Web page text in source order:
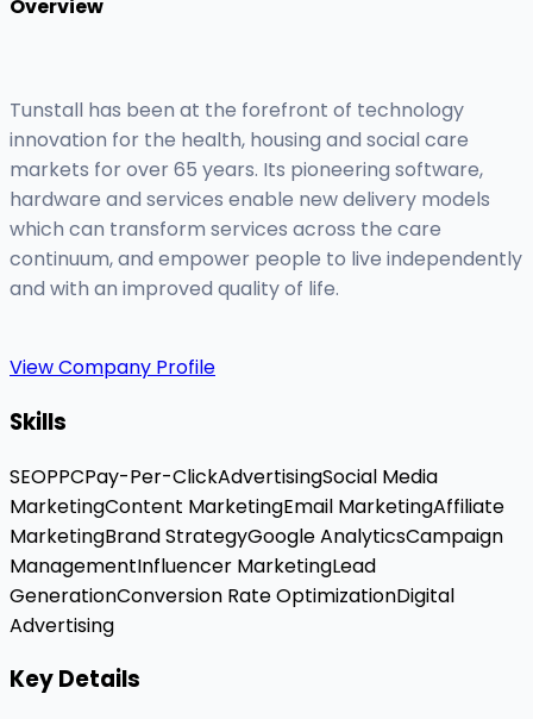
Overview
Tunstall has been at the forefront of technology
innovation for the health, housing and social care
markets for over 65 years. Its pioneering software,
hardware and services enable new delivery models
which can transform services across the care
continuum, and empower people to live independently
and with an improved quality of life.
View Company Profile
Skills
SEOPPCPay-Per-ClickAdvertisingSocial Media
MarketingContent MarketingEmail MarketingAffiliate
MarketingBrand StrategyGoogle AnalyticsCampaign
ManagementInfluencer MarketingLead
GenerationConversion Rate OptimizationDigital
Advertising
Key Details